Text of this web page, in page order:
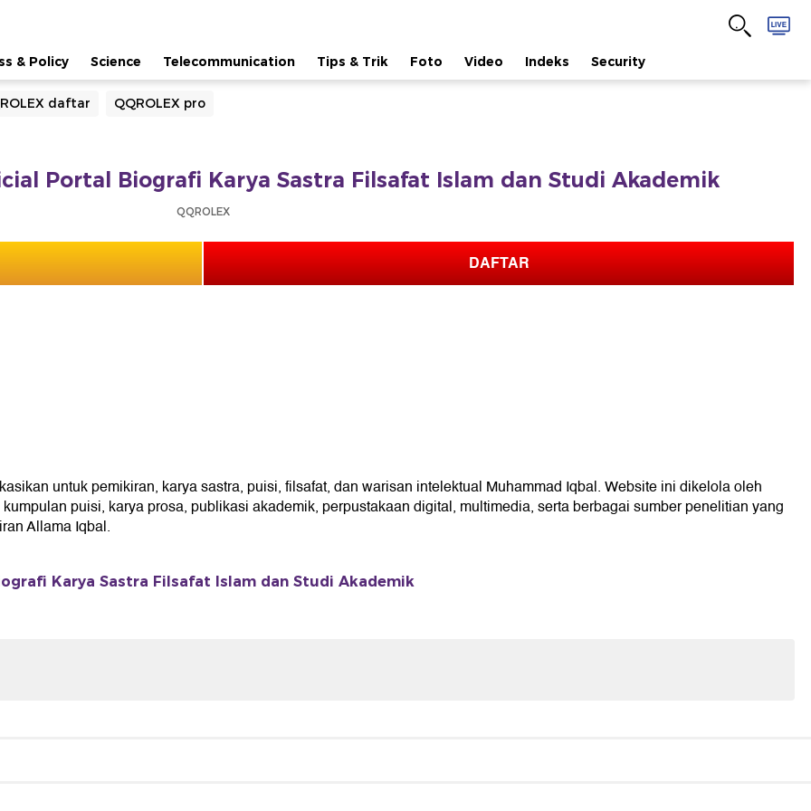
& Policy Science Telecommunication Tips & Trik Foto Video Indeks Security
daftar QQROLEX pro
Portal Biografi Karya Sastra Filsafat Islam dan Studi Akademik
QQROLEX
DAFTAR
untuk pemikiran, karya sastra, puisi, filsafat, dan warisan intelektual Muhammad Iqbal. Website ini dikelola oleh
puisi, karya prosa, publikasi akademik, perpustakaan digital, multimedia, serta berbagai sumber penelitian yang
Allama Iqbal.
Karya Sastra Filsafat Islam dan Studi Akademik